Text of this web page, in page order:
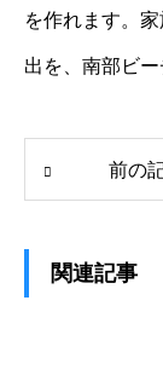
を作れます。
出を、南部ビー
前の
関連記事